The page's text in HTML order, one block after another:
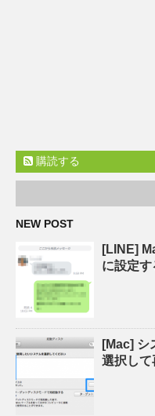
購読する
NEW POST
[LINE]
に設定
[Mac] シ
選択して